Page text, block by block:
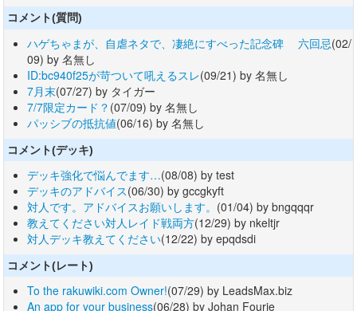
コメント(質問)
ハゲちゃまが、自虐ネタで、凄絶にすべった記念碑 六回忌(02/
09) by 名無し
ID:bc940f25が苛ついて吼えるスレ(09/21) by 名無し
7月末(07/27) by タイガー
7/7限定カード？ (07/09) by 名無し
パッシブの抵抗値(06/16) by 名無し
コメント(デッキ)
デッキ強化で悩んでます…(08/08) by test
デッキのアドバイス(06/30) by gccgkyft
対人です。アドバイスお願いします。 (01/04) by bngqqqr
教えてください対人レイド戦両方(12/29) by nkeltjr
対人デッキ教えてください(12/22) by epqdsdi
コメント(レート)
To the rakuwiki.com Owner!(07/29) by LeadsMax.biz
An app for your business(06/28) by Johan Fourie